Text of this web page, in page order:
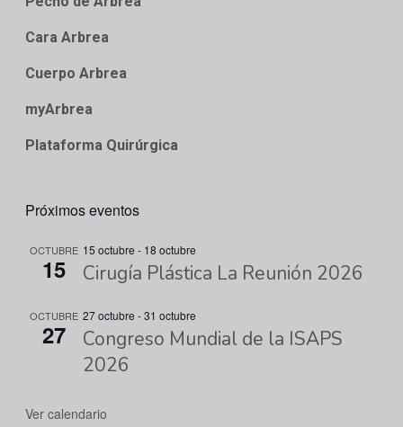
Cara Arbrea
Cuerpo Arbrea
myArbrea
Plataforma Quirúrgica
Próximos eventos
OCTUBRE
15
15 octubre - 18 octubre
Cirugía Plástica La Reunión 2026
OCTUBRE
27
27 octubre -31 octubre
Congreso Mundial de la ISAPS
2026
Ver calendario